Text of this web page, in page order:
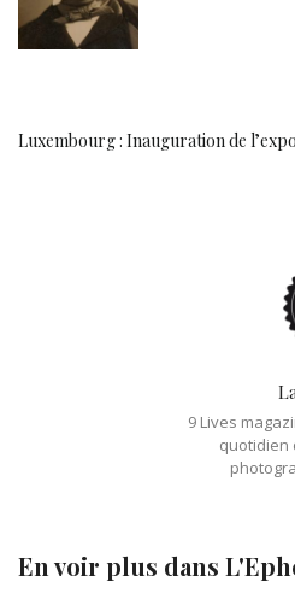
Luxembourg : Inauguration de
9 Lives
quotidien
En voir plus dans